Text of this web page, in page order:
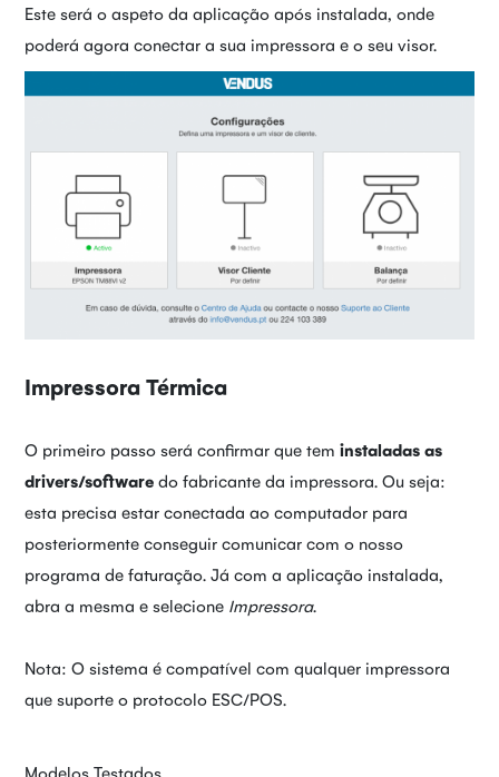
Este será o aspeto da aplicação após instalada, onde
poderá agora conectar a sua impressora e o seu visor.
Impressora Térmica
O primeiro passo será confirmar que teminstaladas as
drivers/software do fabricante da impressora. Ou seja:
esta precisa estar conectada ao computador para
posteriormente conseguir comunicar com o nosso
programa de faturação. Já com a aplicação instalada,
abra a mesma e selecione Impressora.
Nota: O sistema é compatível com qualquer impressora
que suporte o protocolo ESC/POS.
Modelos Testados